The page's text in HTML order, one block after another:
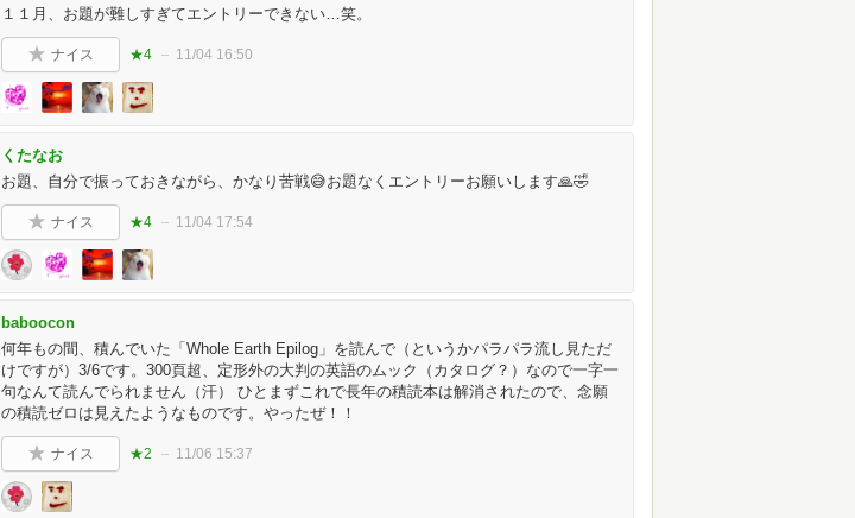
１１月、お題が難しすぎてエントリーできない…笑。
ナイス ★4 11/04 16:50
くたなお
お題、自分で振っておきながら、かなり苦戦😅お題なくエントリーお願いします🙏🤣
ナイス ★4 11/04 17:54
baboocon
何年もの間、積んでいた「Whole Earth Epilog」を読んで（というかパラパラ流し見ただ
けですが）3/6です。300頁超、定形外の大判の英語のムック（カタログ？）なので一字一
句なんて読んでられません（汗） ひとまずこれで長年の積読本は解消されたので、念願
の積読ゼロは見えたようなものです。やったぜ！！
ナイス ★2 11/06 15:37